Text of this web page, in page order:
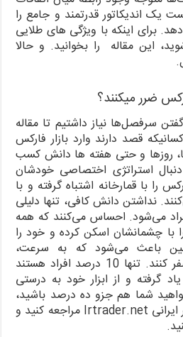
یک اندیکاتور قدرتمند و جامع را
دهد. برای اینکه با ویژگی های طلایی
این مقاله را بخوانید. و حالا
سرفصل‌ها نیاز داشتیم تا مقاله
قصد دارند وارد بازار فارکس
روزها و حتی هفته ها دانش کسب
استراتژی اختصاصی خودشان
را با قمارخانه اشتباه گرفته و با
نداشتن دانش کافی، تنها دلیلی
می‌شود. احساس می‌کنند که همه
با چشمانشان اسکن کرده و خود را
باعث می‌شود که به سرعت،
موجودی حساب خود را صفر کنند. تنها 10 درصد افراد هستند
گرفته و از ابزار خود به درستی
شما هم جزو ده درصد باشید،
حتما به وبسایت معامله گر ایرانی Irtrader.net مراجعه کنید و